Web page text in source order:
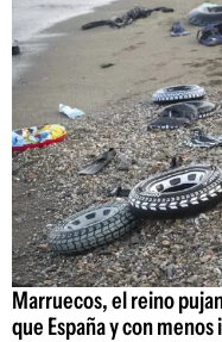
Marruecos, el reino
que España y con